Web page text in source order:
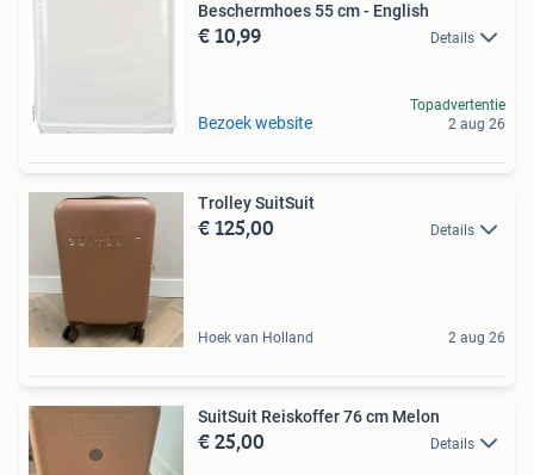
Beschermhoes 55 cm - English
€ 10,99 Details
Bezoek website
Topadvertentie
2 aug 26
Trolley SuitSuit
€ 125,00 Details
Hoek van Holland 2 aug 26
SuitSuit Reiskoffer 76 cm Melon
€ 25,00 Details